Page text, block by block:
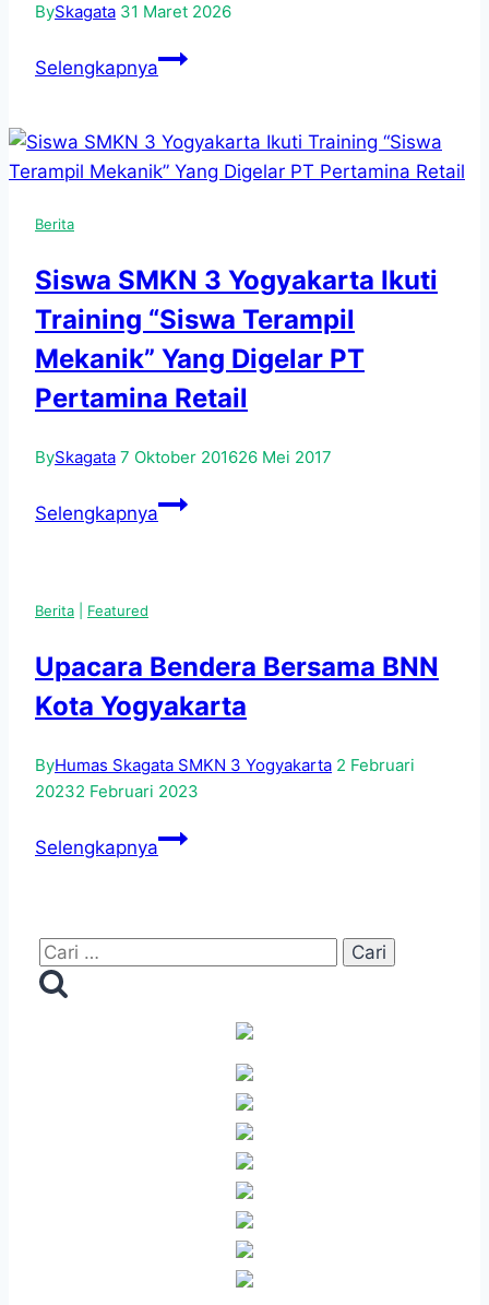
Pelajar
Pancasila
(P5)
BySkagata 31 Maret 2026
SelengkapnyaPererat
Besar
SMKN
3
Yogyakarta
Gelar
Syawalan
Halal
Bihalal
Berita
Siswa SMKN 3 Yogyakarta Ikuti
Training “Siswa Terampil
Mekanik” Yang Digelar PT
Pertamina Retail
BySkagata 7 Oktober 201626 Mei 2017
SelengkapnyaSiswa
“Siswa
Terampil
Yang
Digelar
PT
Pertamina
Berita Featured
Upacara Bendera Bersama BNN
Kota Yogyakarta
ByHumas Skagata SMKN 3 Yogyakarta 2 Februari
20232 Februari 2023
SelengkapnyaUpacara
Cari
untuk: